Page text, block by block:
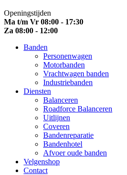
Openingstijden
Ma t/m Vr 08:00 - 17:30
Za 08:00 - 12:00
Banden
Personenwagen
Motorbanden
Vrachtwagen banden
Industriebanden
Diensten
Balanceren
Roadforce Balanceren
Uitlijnen
Coveren
Bandenreparatie
Bandenhotel
Afvoer oude banden
Velgenshop
Contact